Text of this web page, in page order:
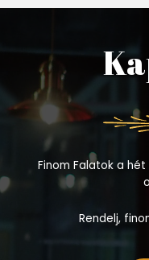
Finom Falatok a
Rendelj,